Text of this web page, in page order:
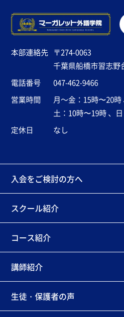
本部連絡先 〒274-0063
千葉県船橋市習志野
電話番号
047-462-9466
営業時間
月～金：15時〜20時
土：10時〜19時 、
定休日
なし
入会をご検討の方へ
スクール紹介
コース紹介
講師紹介
生徒・保護者の声